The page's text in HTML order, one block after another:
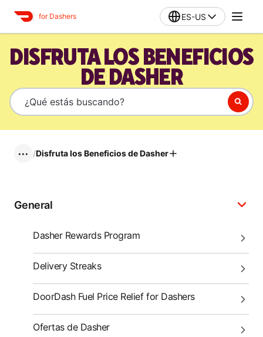
for Dashers ES-US
DISFRUTA LOS BENEFICIOS
DE DASHER
••• /Disfruta los Beneficios de Dasher
General
Dasher Rewards Program
Delivery Streaks
DoorDash Fuel Price Relief for Dashers
Ofertas de Dasher